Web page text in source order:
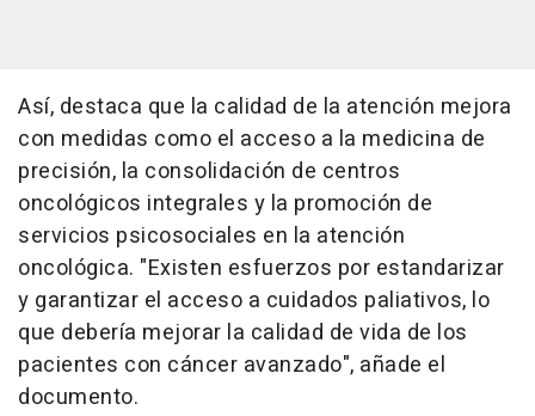
Así, destaca que la calidad de la atención mejora
con medidas como el acceso a la medicina de
precisión, la consolidación de centros
oncológicos integrales y la promoción de
servicios psicosociales en la atención
oncológica. "Existen esfuerzos por estandarizar
y garantizar el acceso a cuidados paliativos, lo
que debería mejorar la calidad de vida de los
pacientes con cáncer avanzado", añade el
documento.